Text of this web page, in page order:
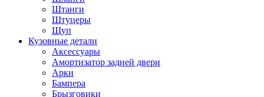
Штанги
Штуцеры
Щуп
Кузовные детали
Аксессуары
Амортизатор задней двери
Арки
Бампера
Брызговики